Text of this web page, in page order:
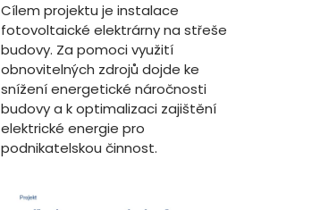
Cílem projektu je instalace
fotovoltaické elektrárny na střeše
budovy. Za pomoci využití
obnovitelných zdrojů dojde ke
snížení energetické náročnosti
budovy a k optimalizaci zajištění
elektrické energie pro
podnikatelskou činnost.